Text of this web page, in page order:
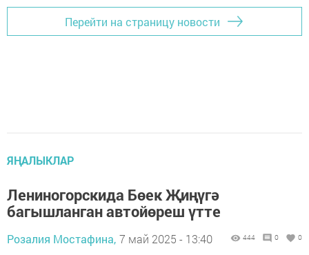
Перейти на страницу новости
ЯҢАЛЫКЛАР
Лениногорскида Бөек Җиңүгә
багышланган автойөреш үтте
Розалия Мостафина, 7 май 2025 - 13:40 444 0 0